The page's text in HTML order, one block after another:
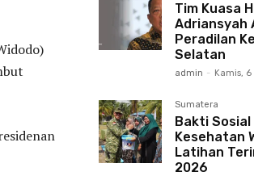
Tim Kuasa
Adriansyah
Peradilan
Selatan
admin - Kamis,
Sumatera
Bakti
Kesehatan
Latihan
2026